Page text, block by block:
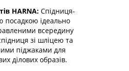
HARNA: Спідниця-
посадкою ідеально
всередину
зі шліцею та
піджаками для
ділових образів.